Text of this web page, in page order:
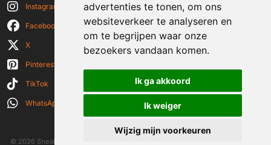
advertenties te tonen, om ons
websiteverkeer te analyseren en
om te begrijpen waar onze
bezoekers vandaan komen.
Ik ga akkoord
Ik weiger
Wijzig mijn voorkeuren
Instagram
Facebook
X
Pinterest
TikTok
WhatsApp
© 2026 Sneakerplaats.nl